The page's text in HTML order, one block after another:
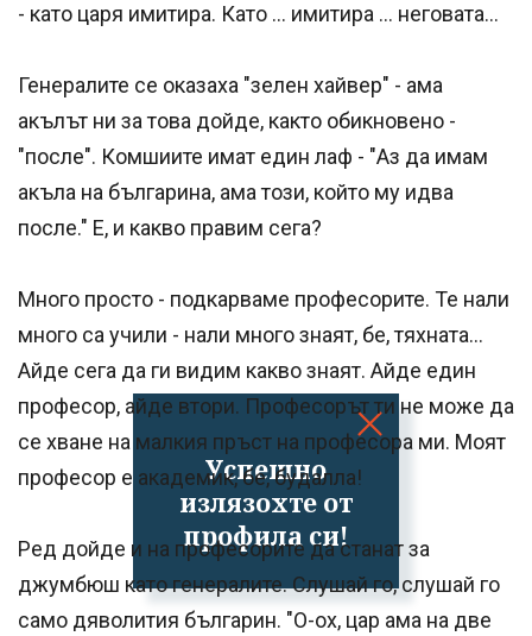
Успешно
излязохте от
профила си!
- като царя имитира. Като ... имитира ... неговата...
Генералите се оказаха "зелен хайвер" - ама
акълът ни за това дойде, както обикновено -
"после". Комшиите имат един лаф - "Аз да имам
акъла на българина, ама този, който му идва
после." Е, и какво правим сега?
Много просто - подкарваме професорите. Те нали
много са учили - нали много знаят, бе, тяхната...
Айде сега да ги видим какво знаят. Айде един
професор, айде втори. Професорът ти не може да
се хване на малкия пръст на професора ми. Моят
професор е академик, бе, будалла!
Ред дойде и на професорите да станат за
джумбюш като генералите. Слушай го, слушай го
само дяволития българин. "О-ох, цар ама на две